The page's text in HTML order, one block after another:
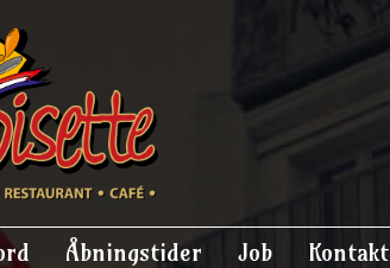
Åbningstider Job Kontakt